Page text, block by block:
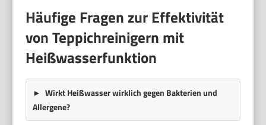
Häufige Fragen zur Effektivität
von Teppichreinigern mit
Heißwasserfunktion
Wirkt Heißwasser wirklich gegen Bakterien und
Allergene?